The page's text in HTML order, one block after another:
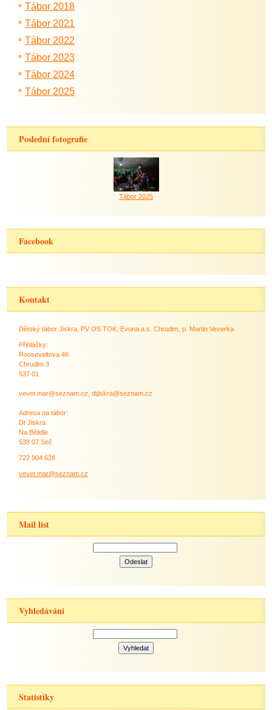
Tábor 2018
Tábor 2021
Tábor 2022
Tábor 2023
Tábor 2024
Tábor 2025
Poslední fotografie
Tábor 2025
Facebook
Kontakt
Dětský tábor Jiskra, PV OS TOK, Evona a.s. Chrudim, p. Martin Veverka
Přihlášky:
Rooseveltova 46
Chrudim 3
537 01
vever.mar@seznam.cz, dtjiskra@seznam.cz
Adresa na tábor:
Dt Jiskra
Na Bělidle
538 07 Seč
722 904 628
vever.mar@seznam.cz
Mail list
Vyhledávání
Statistiky